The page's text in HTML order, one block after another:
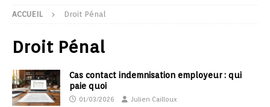
ACCUEIL Droit Pénal
Droit Pénal
Cas contact indemnisation employeur : qui
paie quoi
01/03/2026 Julien Cailloux